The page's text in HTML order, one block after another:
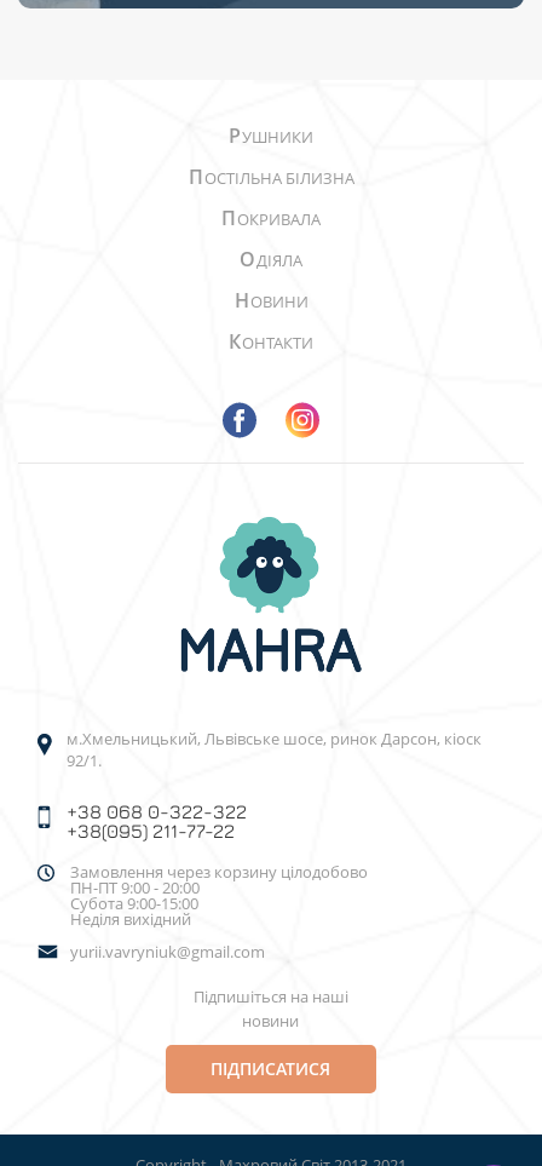
РУШНИКИ
ПОСТІЛЬНА БІЛИЗНА
ПОКРИВАЛА
ОДІЯЛА
НОВИНИ
КОНТАКТИ
м.Хмельницький, Львівське шосе, ринок Дарсон, кіоск
92/1.
+38 068 0-322-322
+38(095) 211-77-22
Замовлення через корзину цілодобово
ПН-ПТ 9:00 - 20:00
Субота 9:00-15:00
Неділя вихідний
yurii.vavryniuk@gmail.com
Підпишіться на наші
новини
ПІДПИСАТИСЯ